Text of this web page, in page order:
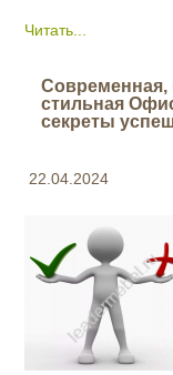
Читать...
Современная,
стильная
секреты
22.04.2024